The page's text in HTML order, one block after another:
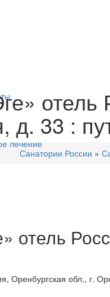
лечение
отель
д. 33 :
Санатории России »
отель
Оренбургская обл., г.